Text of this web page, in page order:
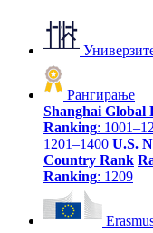
Рангирање
Shanghai Global
Ranking:
1201–1400 U.S.
Country Rank
Ranking: 1209